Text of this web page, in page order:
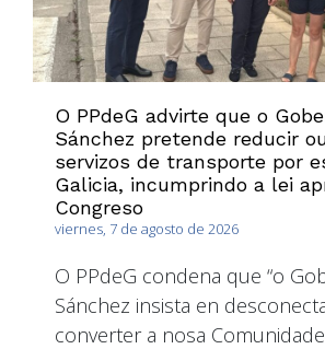
O PPdeG advirte que o
Sánchez pretende reducir
servizos de transporte por
Galicia, incumprindo a lei
Congreso
viernes, 7 de agosto de 2026
O PPdeG condena que “o
Sánchez insista en
converter a nosa